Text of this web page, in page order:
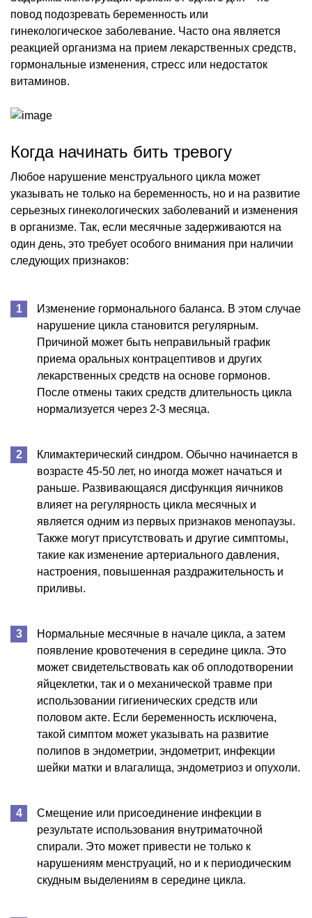
повод подозревать беременность или
гинекологическое заболевание. Часто она является
реакцией организма на прием лекарственных средств,
гормональные изменения, стресс или недостаток
витаминов.
Когда начинать бить тревогу
Любое нарушение менструального цикла может
указывать не только на беременность, но и на развитие
серьезных гинекологических заболеваний и изменения
в организме. Так, если месячные задерживаются на
один день, это требует особого внимания при наличии
следующих признаков:
Изменение гормонального баланса. В этом случае
нарушение цикла становится регулярным.
Причиной может быть неправильный график
приема оральных контрацептивов и других
лекарственных средств на основе гормонов.
После отмены таких средств длительность цикла
нормализуется через 2-3 месяца.
Климактерический синдром. Обычно начинается в
возрасте 45-50 лет, но иногда может начаться и
раньше. Развивающаяся дисфункция яичников
влияет на регулярность цикла месячных и
является одним из первых признаков менопаузы.
Также могут присутствовать и другие симптомы,
такие как изменение артериального давления,
настроения, повышенная раздражительность и
приливы.
Нормальные месячные в начале цикла, а затем
появление кровотечения в середине цикла. Это
может свидетельствовать как об оплодотворении
яйцеклетки, так и о механической травме при
использовании гигиенических средств или
половом акте. Если беременность исключена,
такой симптом может указывать на развитие
полипов в эндометрии, эндометрит, инфекции
шейки матки и влагалища, эндометриоз и опухоли.
Смещение или присоединение инфекции в
результате использования внутриматочной
спирали. Это может привести не только к
нарушениям менструаций, но и к периодическим
скудным выделениям в середине цикла.